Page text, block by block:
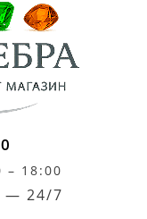
18:00
— 24/7